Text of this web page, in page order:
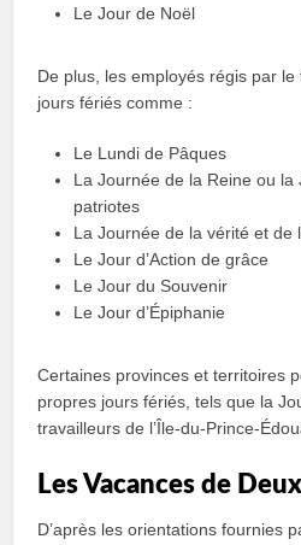
Le Jour de Noël
De plus, les employés régis par
jours fériés comme :
Le Lundi de Pâques
La Journée de la Reine ou
patriotes
La Journée de la vérité et de
Le Jour d’Action de grâce
Le Jour du Souvenir
Le Jour d’Épiphanie
Certaines provinces et territoires
propres jours fériés, tels que la
travailleurs de l’Île-du-Prince-
Les Vacances de
D’après les orientations fournies